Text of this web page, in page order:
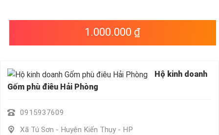
1.000.000 ₫
Hộ kinh doanh
Gốm phù điêu Hải Phòng
0915937609
Xã Tú Sơn - Huyện Kiến Thụy - HP